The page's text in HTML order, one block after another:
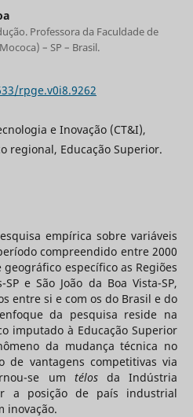
Professora da Faculdade de
– SP – Brasil.
rpge.v0i8.9262
e Inovação (CT&I),
regional, Educação Superior.
empírica sobre variáveis
compreendido entre 2000
específico as Regiões
e São João da Boa Vista-SP,
entre si e com os do Brasil e do
da pesquisa reside na
imputado à Educação Superior
da mudança técnica no
de vantagens competitivas via
se um télosda Indústria
a posição de país industrial
inovação.